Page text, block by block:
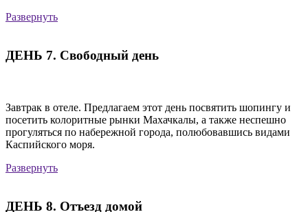
Развернуть
ДЕНЬ 7. Свободный день
Завтрак в отеле. Предлагаем этот день посвятить шопингу и
посетить колоритные рынки Махачкалы, а также неспешно
прогуляться по набережной города, полюбовавшись видами
Каспийского моря.
Развернуть
ДЕНЬ 8. Отъезд домой